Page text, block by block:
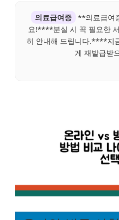
의료급여증 **의료급여
요!****분실 시 꼭 필요한
히 안내해 드립니다.****지
게 재발급받